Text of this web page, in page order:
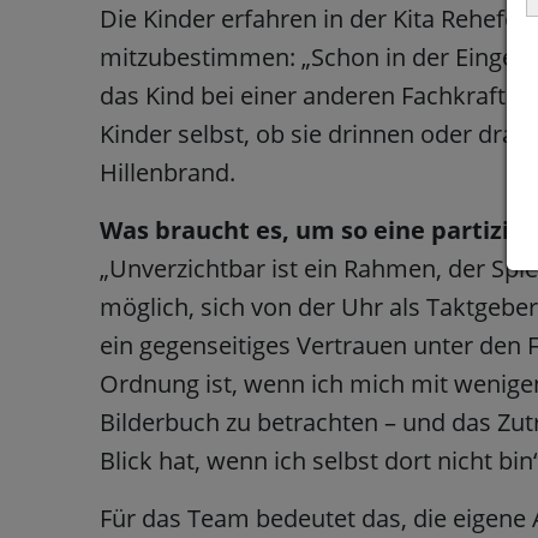
Die Kinder erfahren in der Kita
mitzubestimmen: „Schon in der
das Kind bei einer anderen Fachkraft
Kinder selbst, ob sie drinnen oder
Hillenbrand.
Was braucht es, um so eine
„Unverzichtbar ist ein Rahmen, der
möglich, sich von der Uhr als
ein gegenseitiges Vertrauen unter den
Ordnung ist, wenn ich mich mit
Bilderbuch zu betrachten – und das
Blick hat, wenn ich selbst dort nicht
Für das Team bedeutet das, die